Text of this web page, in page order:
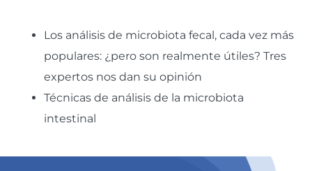
Los análisis de microbiota fecal, cada vez más
populares: ¿pero son realmente útiles? Tres
expertos nos dan su opinión
Técnicas de análisis de la microbiota
intestinal